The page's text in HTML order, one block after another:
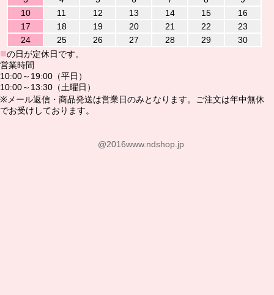
10
11 12 13 14 15
16
17
18 19 20 21 22
23
24
25 26 27 28 29 30
■の日が定休日です。
営業時間
10:00～19:00（平日）
10:00～13:30（土曜日）
※メール返信・商品発送は営業日のみとなります。ご注文は年中無休
でお受けしております。
@2016www.ndshop.jp